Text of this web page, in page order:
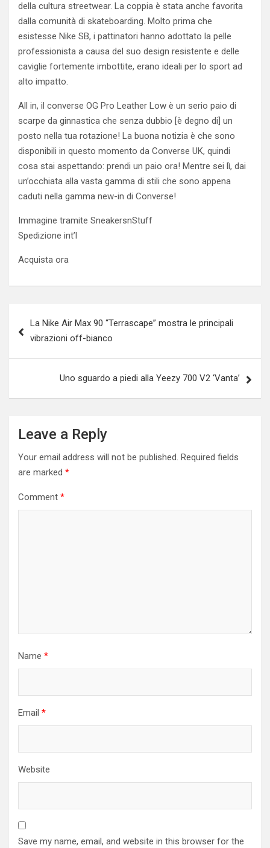
della cultura streetwear. La coppia è stata anche favorita
dalla comunità di skateboarding. Molto prima che
esistesse Nike SB, i pattinatori hanno adottato la pelle
professionista a causa del suo design resistente e delle
caviglie fortemente imbottite, erano ideali per lo sport ad
alto impatto.
All in, il converse OG Pro Leather Low è un serio paio di
scarpe da ginnastica che senza dubbio [è degno di] un
posto nella tua rotazione! La buona notizia è che sono
disponibili in questo momento da Converse UK, quindi
cosa stai aspettando: prendi un paio ora! Mentre sei lì, dai
un’occhiata alla vasta gamma di stili che sono appena
caduti nella gamma new-in di Converse!
Immagine tramite SneakersnStuff
Spedizione int’l
Acquista ora
navigation
La Nike Air Max 90 “Terrascape” mostra le principali
vibrazioni off-bianco
Uno sguardo a piedi alla Yeezy 700 V2 ‘Vanta’
Leave a Reply
Your email address will not be published. Required fields
are marked *
Comment *
Name *
Email *
Website
Save my name, email, and website in this browser for the